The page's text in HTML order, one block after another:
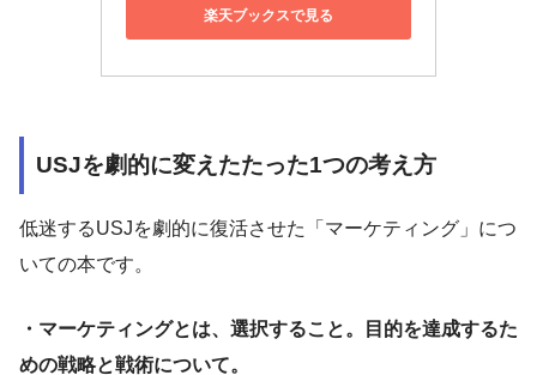
楽天ブックスで見る
USJを劇的に変えたたった1つの考え方
低迷するUSJを劇的に復活させた「マーケティング」につ
いての本です。
・マーケティングとは、選択すること。目的を達成するた
めの戦略と戦術について。